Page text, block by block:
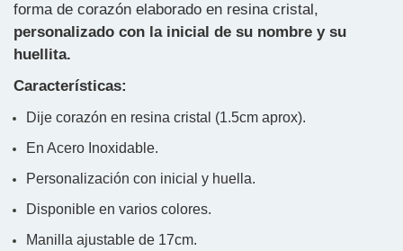
forma de corazón elaborado en resina cristal,
personalizado con la inicial de su nombre y su
huellita.
Características:
Dije corazón en resina cristal (1.5cm aprox).
En Acero Inoxidable.
Personalización con inicial y huella.
Disponible en varios colores.
Manilla ajustable de 17cm.